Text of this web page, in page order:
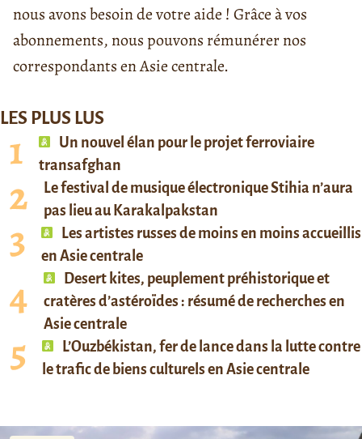
nous avons besoin de votre aide ! Grâce à vos
abonnements, nous pouvons rémunérer nos
correspondants en Asie centrale.
LES PLUS LUS
Un nouvel élan pour le projet ferroviaire
transafghan
Le festival de musique électronique Stihia n’aura
pas lieu au Karakalpakstan
Les artistes russes de moins en moins accueillis
en Asie centrale
Desert kites, peuplement préhistorique et
cratères d’astéroïdes : résumé de recherches en
Asie centrale
L’Ouzbékistan, fer de lance dans la lutte contre
le trafic de biens culturels en Asie centrale